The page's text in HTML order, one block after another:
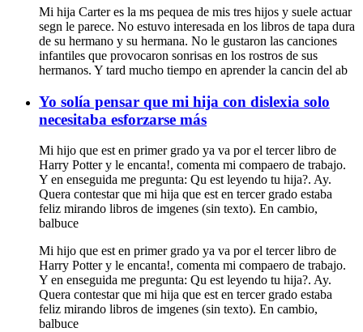
Mi hija Carter es la ms pequea de mis tres hijos y suele actuar
segn le parece. No estuvo interesada en los libros de tapa dura
de su hermano y su hermana. No le gustaron las canciones
infantiles que provocaron sonrisas en los rostros de sus
hermanos. Y tard mucho tiempo en aprender la cancin del ab
Yo solía pensar que mi hija con dislexia solo
necesitaba esforzarse más
Mi hijo que est en primer grado ya va por el tercer libro de
Harry Potter y le encanta!, comenta mi compaero de trabajo.
Y en enseguida me pregunta: Qu est leyendo tu hija?. Ay.
Quera contestar que mi hija que est en tercer grado estaba
feliz mirando libros de imgenes (sin texto). En cambio,
balbuce
Mi hijo que est en primer grado ya va por el tercer libro de
Harry Potter y le encanta!, comenta mi compaero de trabajo.
Y en enseguida me pregunta: Qu est leyendo tu hija?. Ay.
Quera contestar que mi hija que est en tercer grado estaba
feliz mirando libros de imgenes (sin texto). En cambio,
balbuce